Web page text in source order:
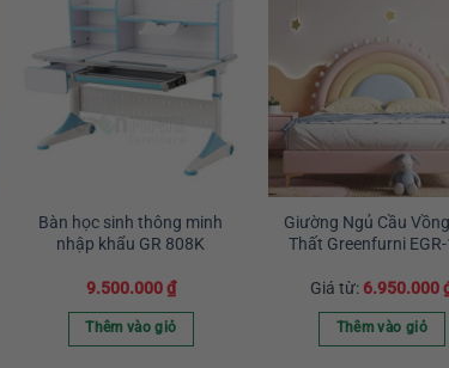
Bàn học sinh thông minh
nhập khẩu GR 808K
9.500.000₫
Thêm vào giỏ
Giường Ngủ Cầu
Thất Greenfurni
Giá từ: 6.950.000
Thêm vào giỏ